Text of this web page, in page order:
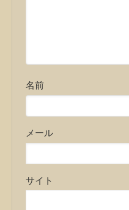
名前
メール
サイト